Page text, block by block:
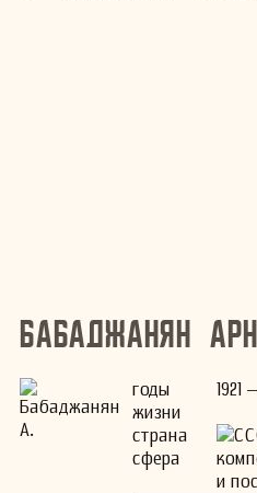
Бабаджанян
годы
жизни
1921
страна
сфера
и